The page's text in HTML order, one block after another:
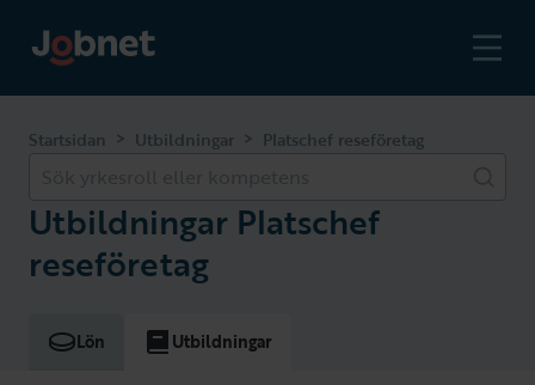
Startsidan > Utbildningar > Platschef reseföretag
Utbildningar Platschef
reseföretag
Lön Utbildningar